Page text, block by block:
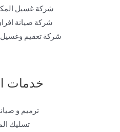
شركة غسيل
شركة صيانة
شركة تعقيم وغسيل
خدمات
ترميم و
تسليك